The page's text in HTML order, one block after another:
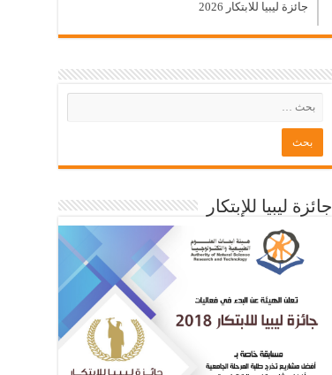
جائزة ليبيا للابتكار 2026
جائزة ليبيا للإبتكار